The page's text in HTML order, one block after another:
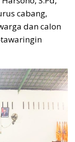
cabang,
dan calon